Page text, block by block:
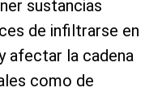
sustancias
de infiltrarse en
afectar la cadena
como de